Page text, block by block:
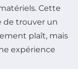
Cette
de trouver un
plaît, mais
expérience